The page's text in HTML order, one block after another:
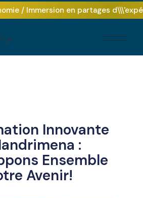
/ Immersion en partages
Innovante
:
Ensemble
Avenir!